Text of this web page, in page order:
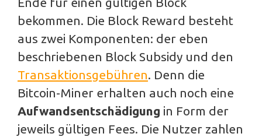
bekommen. Die Block Reward besteht
aus zwei Komponenten: der eben
beschriebenen Block Subsidy und den
Transaktionsgebühren. Denn die
Bitcoin-Miner erhalten auch noch eine
Aufwandsentschädigung in Form der
jeweils gültigen Fees. Die Nutzer zahlen